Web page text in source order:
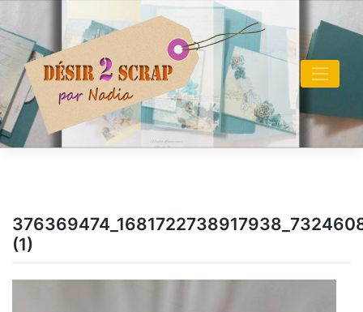
content
(1)